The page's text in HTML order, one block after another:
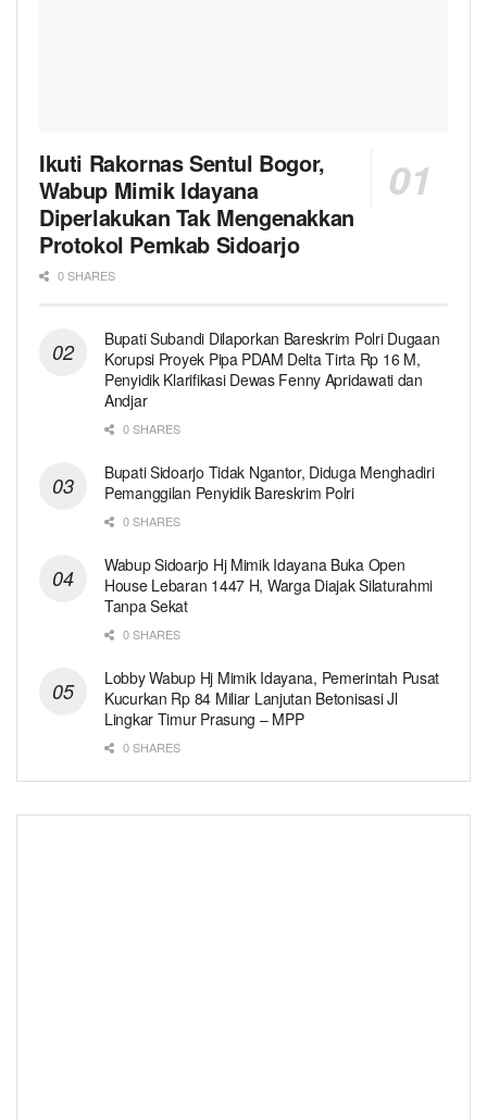
Ikuti Rakornas Sentul Bogor,
Wabup Mimik Idayana
Diperlakukan Tak Mengenakkan
Protokol Pemkab Sidoarjo
0 SHARES
Bupati Subandi Dilaporkan Bareskrim Polri Dugaan
Korupsi Proyek Pipa PDAM Delta Tirta Rp 16 M,
Penyidik Klarifikasi Dewas Fenny Apridawati dan
Andjar
0 SHARES
Bupati Sidoarjo Tidak Ngantor, Diduga Menghadiri
Pemanggilan Penyidik Bareskrim Polri
0 SHARES
Wabup Sidoarjo Hj Mimik Idayana Buka Open
House Lebaran 1447 H, Warga Diajak Silaturahmi
Tanpa Sekat
0 SHARES
Lobby Wabup Hj Mimik Idayana, Pemerintah Pusat
Kucurkan Rp 84 Miliar Lanjutan Betonisasi Jl
Lingkar Timur Prasung – MPP
0 SHARES